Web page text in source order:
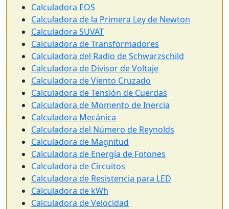
Calculadora EOS
Calculadora de la Primera Ley de Newton
Calculadora SUVAT
Calculadora de Transformadores
Calculadora del Radio de Schwarzschild
Calculadora de Divisor de Voltaje
Calculadora de Viento Cruzado
Calculadora de Tensión de Cuerdas
Calculadora de Momento de Inercia
Calculadora Mecánica
Calculadora del Número de Reynolds
Calculadora de Magnitud
Calculadora de Energía de Fotones
Calculadora de Circuitos
Calculadora de Resistencia para LED
Calculadora de kWh
Calculadora de Velocidad